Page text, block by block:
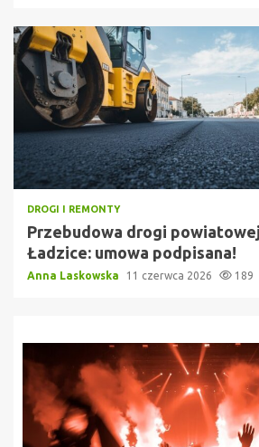
DROGI I REMONTY
Przebudowa drogi
Ładzice: umowa podpisana!
Anna Laskowska 11 czerwca 2026 189